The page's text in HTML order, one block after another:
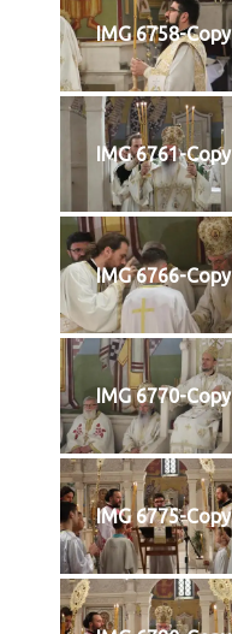
IMG 6758-Copy
IMG 6761-Copy
IMG 6766-Copy
IMG 6770-Copy
IMG 6775-Copy